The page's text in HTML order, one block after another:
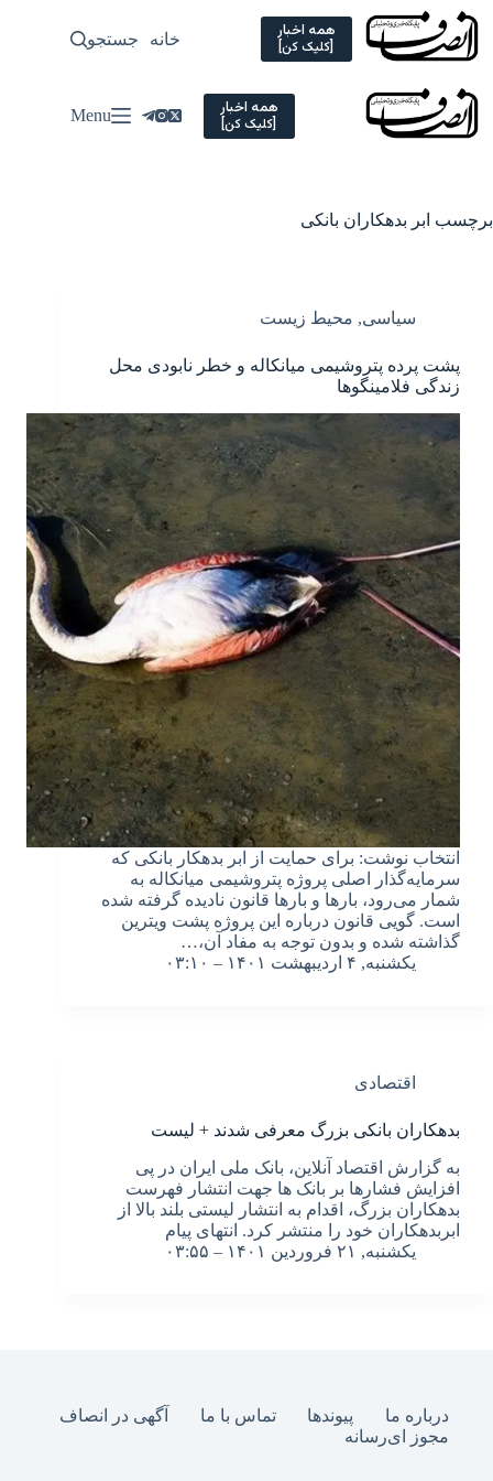
Skip
content
همه اخبار
[کلیک کن] خانه سیاسی
جستجو
همه اخبار
[کلیک کن] Menu
برچسب ابر بدهکاران بانکی
سیاسی, محیط زیست
پشت پرده پتروشیمی میانکاله و خطر نابودی محل
زندگی فلامینگوها
انتخاب نوشت: برای حمایت از ابر بدهکار بانکی که
سرمایه‌گذار اصلی پروژه پتروشیمی میانکاله به
شمار می‌رود، بار‌ها و بار‌ها قانون نادیده گرفته شده
است. گویی قانون درباره این پروژه پشت ویترین
گذاشته شده و بدون توجه به مفاد آن،…
یکشنبه, ۴ اردیبهشت ۱۴۰۱ – ۰۳:۱۰
اقتصادی
بدهکاران بانکی بزرگ معرفی شدند + لیست
به گزارش اقتصاد آنلاین، بانک ملی ایران در پی
افزایش فشارها بر بانک ها جهت انتشار فهرست
بدهکاران بزرگ، اقدام به انتشار لیستی بلند بالا از
ابربدهکاران خود را منتشر کرد. انتهای پیام
یکشنبه, ۲۱ فروردین ۱۴۰۱ – ۰۳:۵۵
درباره ما پیوندها تماس با ما
آگهی در انصاف
مجوز ای‌رسانه